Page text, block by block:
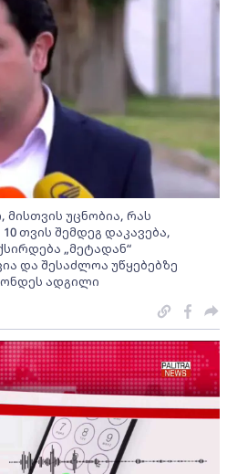
უცნობია, რას
თვის შემდეგ დაკავება,
„მეტადან“
და შესაძლოა უწყებებზე
ადგილი